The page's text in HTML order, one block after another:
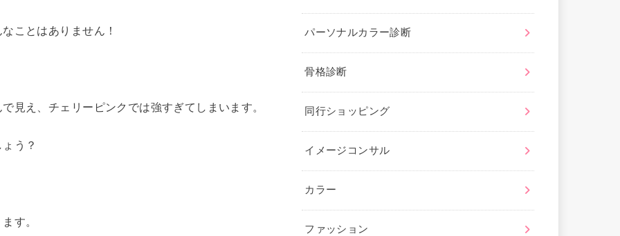
ことはありません！
見え、チェリーピンクでは強すぎてしまいます。
う？
す。
パーソナルカラー診断
骨格診断
同行ショッピング
イメージコンサル
カラー
ファッション